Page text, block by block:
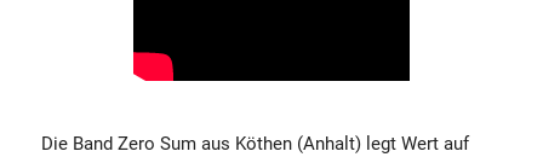
Die Band Zero Sum aus Köthen (Anhalt) legt Wert auf